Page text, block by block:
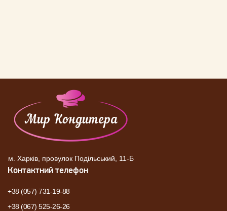
м. Харків, провулок Подільський, 11-Б
Контактний телефон
+38 (057) 731-19-88
+38 (067) 525-26-26